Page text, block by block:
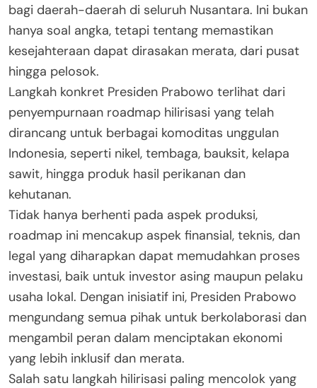
bagi daerah-daerah di seluruh Nusantara. Ini bukan
hanya soal angka, tetapi tentang memastikan
kesejahteraan dapat dirasakan merata, dari pusat
hingga pelosok.
Langkah konkret Presiden Prabowo terlihat dari
penyempurnaan roadmap hilirisasi yang telah
dirancang untuk berbagai komoditas unggulan
Indonesia, seperti nikel, tembaga, bauksit, kelapa
sawit, hingga produk hasil perikanan dan
kehutanan.
Tidak hanya berhenti pada aspek produksi,
roadmap ini mencakup aspek finansial, teknis, dan
legal yang diharapkan dapat memudahkan proses
investasi, baik untuk investor asing maupun pelaku
usaha lokal. Dengan inisiatif ini, Presiden Prabowo
mengundang semua pihak untuk berkolaborasi dan
mengambil peran dalam menciptakan ekonomi
yang lebih inklusif dan merata.
Salah satu langkah hilirisasi paling mencolok yang